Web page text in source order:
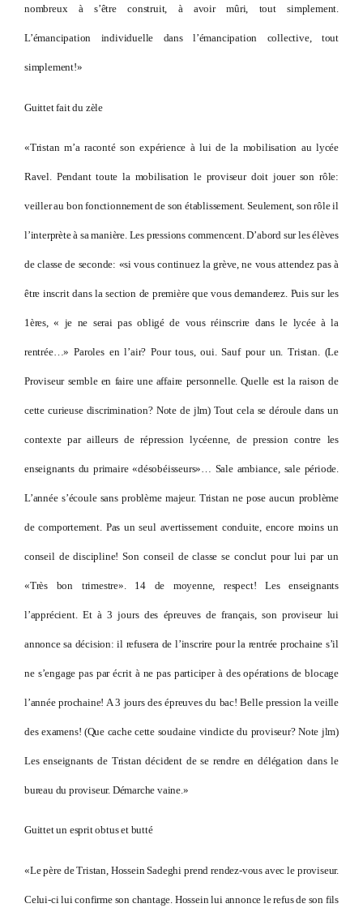
nombreux à s’être construit, à avoir mûri, tout simplement.
L’émancipation individuelle dans l’émancipation collective, tout
simplement!»
Guittet fait du zèle
«Tristan m’a raconté son expérience à lui de la mobilisation au lycée
Ravel. Pendant toute la mobilisation le proviseur doit jouer son rôle:
veiller au bon fonctionnement de son établissement. Seulement, son rôle il
l’interprète à sa manière. Les pressions commencent. D’abord sur les élèves
de classe de seconde: «si vous continuez la grève, ne vous attendez pas à
être inscrit dans la section de première que vous demanderez. Puis sur les
1ères, « je ne serai pas obligé de vous réinscrire dans le lycée à la
rentrée…» Paroles en l’air? Pour tous, oui. Sauf pour un. Tristan. (Le
Proviseur semble en faire une affaire personnelle. Quelle est la raison de
cette curieuse discrimination? Note de jlm) Tout cela se déroule dans un
contexte par ailleurs de répression lycéenne, de pression contre les
enseignants du primaire «désobéisseurs»… Sale ambiance, sale période.
L’année s’écoule sans problème majeur. Tristan ne pose aucun problème
de comportement. Pas un seul avertissement conduite, encore moins un
conseil de discipline! Son conseil de classe se conclut pour lui par un
«Très bon trimestre». 14 de moyenne, respect! Les enseignants
l’apprécient. Et à 3 jours des épreuves de français, son proviseur lui
annonce sa décision: il refusera de l’inscrire pour la rentrée prochaine s’il
ne s’engage pas par écrit à ne pas participer à des opérations de blocage
l’année prochaine! A 3 jours des épreuves du bac! Belle pression la veille
des examens! (Que cache cette soudaine vindicte du proviseur? Note jlm)
Les enseignants de Tristan décident de se rendre en délégation dans le
bureau du proviseur. Démarche vaine.»
Guittet un esprit obtus et butté
«Le père de Tristan, Hossein Sadeghi prend rendez-vous avec le proviseur.
Celui-ci lui confirme son chantage. Hossein lui annonce le refus de son fils